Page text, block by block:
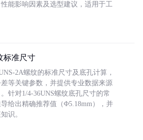
能影响因素及选型建议，适用于工
标准尺寸
2A螺纹的标准尺寸及底孔计算，
等关键参数，并提供专业数据来源
。针对1/4-36UNS螺纹底孔尺寸的常
给出精确推荐值（Φ5.18mm），并
识。